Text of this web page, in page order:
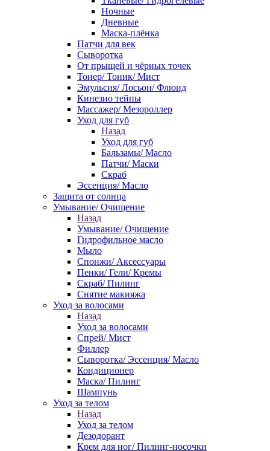
Ночные
Дневные
Маска-плёнка
Патчи для век
Сыворотка
От прыщей и чёрных точек
Тонер/ Тоник/ Мист
Эмульсия/ Лосьон/ Флюид
Кинезио тейпы
Массажер/ Мезороллер
Уход для губ
Назад
Уход для губ
Бальзамы/ Масло
Патчи/ Маски
Скраб
Эссенция/ Масло
Защита от солнца
Умывание/ Очищение
Назад
Умывание/ Очищение
Гидрофильное масло
Мыло
Спонжи/ Аксессуары
Пенки/ Гели/ Кремы
Скраб/ Пилинг
Снятие макияжа
Уход за волосами
Назад
Уход за волосами
Спрей/ Мист
Филлер
Сыворотка/ Эссенция/ Масло
Кондиционер
Маска/ Пилинг
Шампунь
Уход за телом
Назад
Уход за телом
Дезодорант
Крем для ног/ Пилинг-носочки